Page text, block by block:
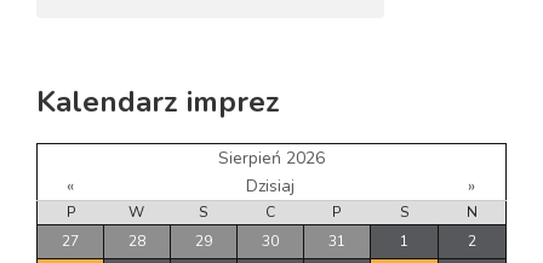
Kalendarz imprez
Sierpień 2026
«
Dzisiaj »
P W S C P S
N
27
28 29 30 31 1
2